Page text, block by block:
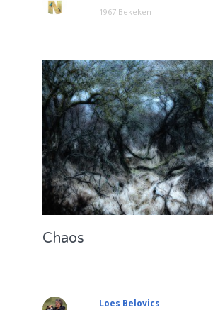
1967 Bekeken
Chaos
Loes Belovics